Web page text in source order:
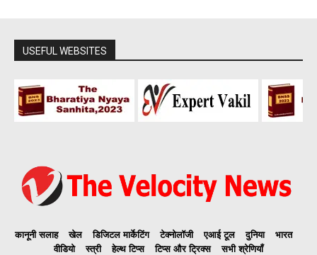
USEFUL WEBSITES
कानूनी सलाह खेल डिजिटल मार्केटिंग टेक्नोलॉजी एआई टूल दुनिया
भारत
वीडियो
स्त्री हेल्थ टिप्स टिप्स और ट्रिक्स सभी श्रेणियाँ